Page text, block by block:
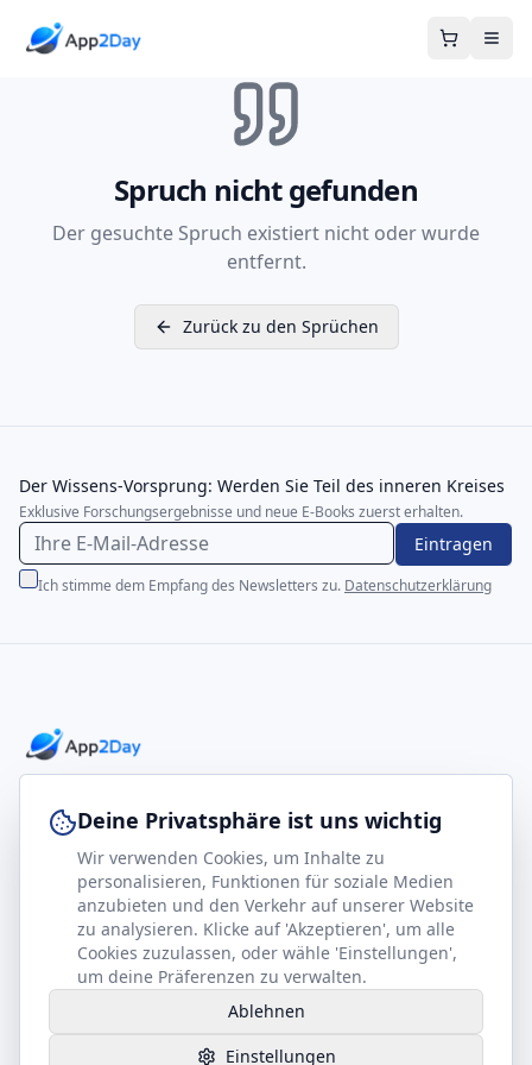
Spruch nicht gefunden
Der gesuchte Spruch existiert nicht oder wurde
entfernt.
Zurück zu den Sprüchen
Der Wissens-Vorsprung: Werden Sie Teil des inneren Kreises
Exklusive Forschungsergebnisse und neue E-Books zuerst erhalten.
Eintragen
Ich stimme dem Empfang des Newsletters zu. Datenschutzerklärung
footer.company
Kontakt
Partner werden
Gesundheits-Kompass
Rechtliches
Impressum
Datenschutz
AGB
Deine Privatsphäre ist uns wichtig
Wir verwenden Cookies, um Inhalte zu
personalisieren, Funktionen für soziale Medien
anzubieten und den Verkehr auf unserer Website
zu analysieren. Klicke auf 'Akzeptieren', um alle
Cookies zuzulassen, oder wähle 'Einstellungen',
um deine Präferenzen zu verwalten.
Ablehnen
Einstellungen
Hilfe benötigt?